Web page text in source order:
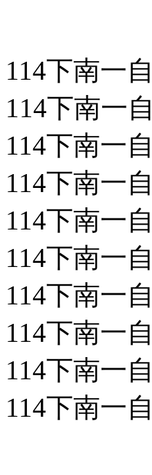
114下南一
114下南一
114下南一
114下南一
114下南一
114下南一
114下南一
114下南一
114下南一
114下南一